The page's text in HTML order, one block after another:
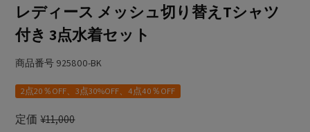
レディース メッシュ切り替えTシャツ
付き 3点水着セット
商品番号 925800-BK
2点20％OFF、3点30%OFF、4点40％OFF
定価 ¥11,000